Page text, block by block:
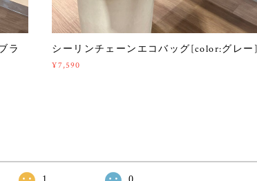
ラ
シーリンチェーンエコバッグ[color:グレー]
¥7,590